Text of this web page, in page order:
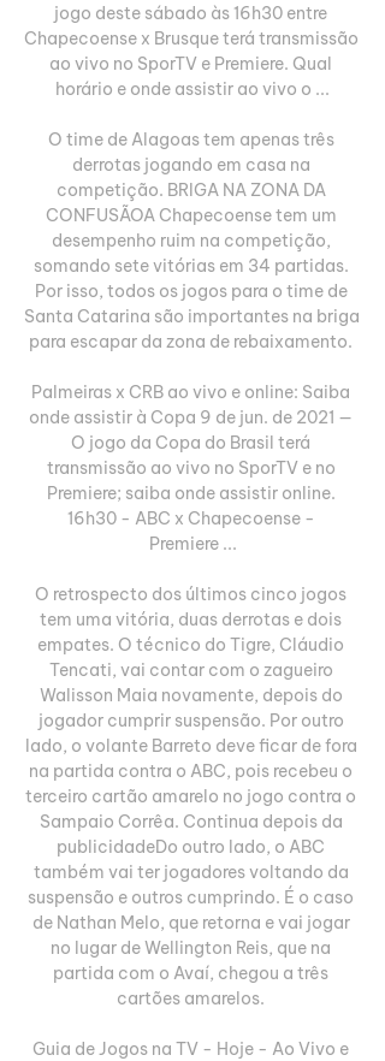
jogo deste sábado às 16h30 entre
Chapecoense x Brusque terá transmissão
ao vivo no SporTV e Premiere. Qual
horário e onde assistir ao vivo o ...
O time de Alagoas tem apenas três
derrotas jogando em casa na
competição. BRIGA NA ZONA DA
CONFUSÃOA Chapecoense tem um
desempenho ruim na competição,
somando sete vitórias em 34 partidas.
Por isso, todos os jogos para o time de
Santa Catarina são importantes na briga
para escapar da zona de rebaixamento.
Palmeiras x CRB ao vivo e online: Saiba
onde assistir à Copa 9 de jun. de 2021 —
O jogo da Copa do Brasil terá
transmissão ao vivo no SporTV e no
Premiere; saiba onde assistir online.
16h30 - ABC x Chapecoense -
Premiere ...
O retrospecto dos últimos cinco jogos
tem uma vitória, duas derrotas e dois
empates. O técnico do Tigre, Cláudio
Tencati, vai contar com o zagueiro
Walisson Maia novamente, depois do
jogador cumprir suspensão. Por outro
lado, o volante Barreto deve ficar de fora
na partida contra o ABC, pois recebeu o
terceiro cartão amarelo no jogo contra o
Sampaio Corrêa. Continua depois da
publicidadeDo outro lado, o ABC
também vai ter jogadores voltando da
suspensão e outros cumprindo. É o caso
de Nathan Melo, que retorna e vai jogar
no lugar de Wellington Reis, que na
partida com o Avaí, chegou a três
cartões amarelos.
Guia de Jogos na TV - Hoje - Ao Vivo e